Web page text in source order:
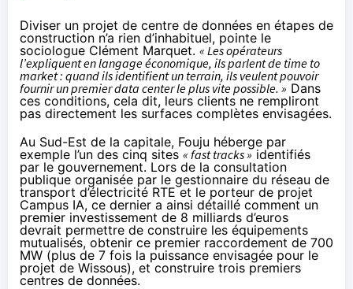
Diviser un projet de centre de données en étapes de
construction n’a rien d’inhabituel, pointe le
sociologue Clément Marquet. « Les opérateurs
l’expliquent en langage économique, ils parlent de time to
market : quand ils identifient un terrain, ils veulent pouvoir
fournir un premier data center le plus vite possible. » Dans
ces conditions, cela dit, leurs clients ne rempliront
pas directement les surfaces complètes envisagées.
Au Sud-Est de la capitale, Fouju héberge par
exemple l’un des cinq sites « fast tracks »identifiés
par le gouvernement. Lors de la consultation
publique organisée par le gestionnaire du réseau de
transport d’électricité RTE et le porteur de projet
Campus IA, ce dernier a ainsi détaillé comment un
premier investissement de 8 milliards d’euros
devrait permettre de construire les équipements
mutualisés, obtenir ce premier raccordement de 700
MW (plus de 7 fois la puissance envisagée pour le
projet de Wissous), et construire trois premiers
centres de données.